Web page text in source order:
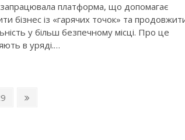
запрацювала платформа, що допомагає
бізнес із «гарячих точок» та
у більш безпечному місці. Про це
в уряді.…